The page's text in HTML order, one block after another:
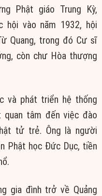
Phật giáo Trung Kỳ,
hội vào năm 1932, hội
Quang, trong đó Cư sĩ
còn chư Hòa thượng
và phát triển hệ thống
quan tâm đến việc đào
tử trẻ. Ông là người
Phật học Đức Dục, tiền
gia đình trở về Quảng